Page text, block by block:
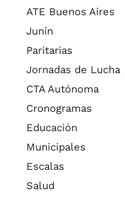
ATE Buenos Aires
Junín
Paritarias
Jornadas de Lucha
CTA Autónoma
Cronogramas
Educación
Municipales
Escalas
Salud